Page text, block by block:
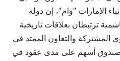
الإمارات "وام"، إن دولة
ترتبطان بعلاقات تاريخية
المشتركة والتعاون الممتد في
أسهم على مدى عقود في